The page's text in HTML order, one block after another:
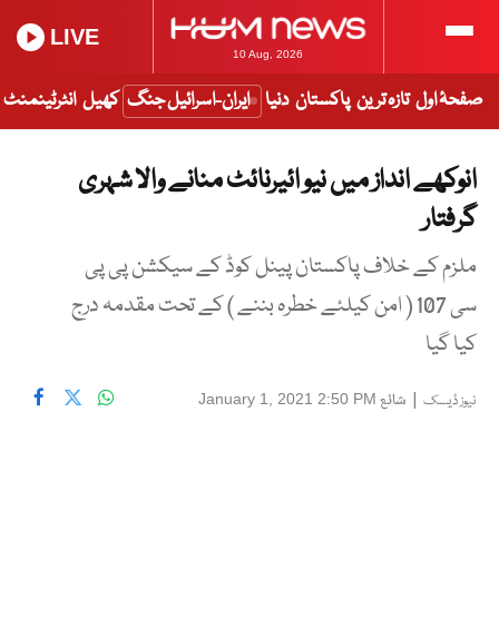
10 Aug, 2026
LIVE
صفحۂ اول تازہ ترین پاکستان دنیا ایران-اسرائیل جنگ کھیل انٹرٹینمنٹ
انوکھے انداز میں نیو ائیرنائٹ منانے والا شہری
گرفتار
ملزم کے خلاف پاکستان پینل کوڈ کے سیکشن پی پی
سی 107 ( امن کیلئے خطرہ بننے ) کے تحت مقدمہ درج
کیا گیا
نیوز ڈیسک | شائع January 1, 2021 2:50 PM